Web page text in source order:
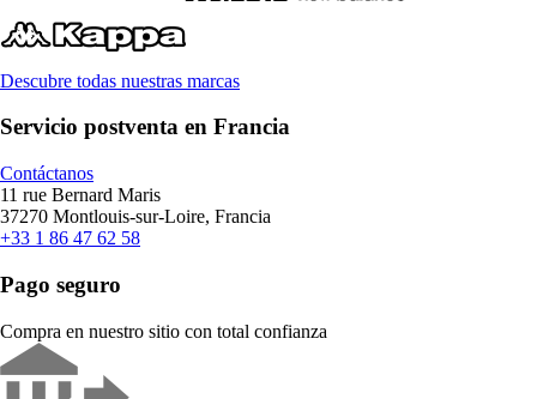
Descubre todas nuestras marcas
Servicio postventa en Francia
Contáctanos
11 rue Bernard Maris
37270 Montlouis-sur-Loire, Francia
+33 1 86 47 62 58
Pago seguro
Compra en nuestro sitio con total confianza